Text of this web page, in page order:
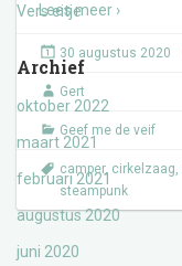
Vers eitje
Archief
oktober 2022
maart 2021
februari 2021
augustus 2020
juni 2020
Lees meer ›
30 augustus 2020
Gert
Geef me de veif
camper, cirkelzaag,
steampunk